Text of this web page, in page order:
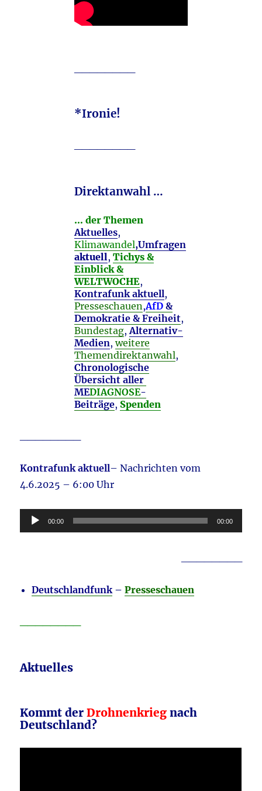
*Ironie!
Direktanwahl …
… der Themen
Aktuelles,
Klimawandel,Umfragen
aktuell, Tichys &
Einblick &
WELTWOCHE,
Kontrafunk aktuell,
Presseschauen,AfD &
Demokratie & Freiheit,
Bundestag,Alternativ-
Medien,weitere
Themendirektanwahl,
Chronologische
Übersicht aller
MEDIAGNOSE-
Beiträge, Spenden
Kontrafunk aktuell– Nachrichten vom
4.6.2025 – 6:00 Uhr
Audio-
Player
00:00 00:00
Deutschlandfunk–Presseschauen
Aktuelles
Kommt derDrohnenkrieg nach
Deutschland?